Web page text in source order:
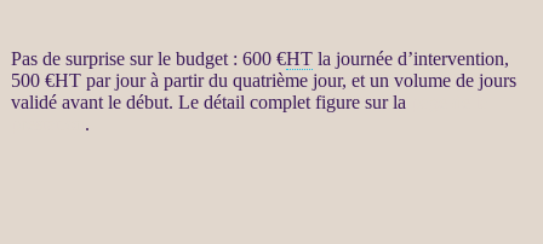
Pas de surprise sur le budget : 600 €HTla journée d’intervention,
500 €HTpar jour à partir du quatrième jour, et un volume de jours
validé avant le début. Le détail complet figure sur la
.